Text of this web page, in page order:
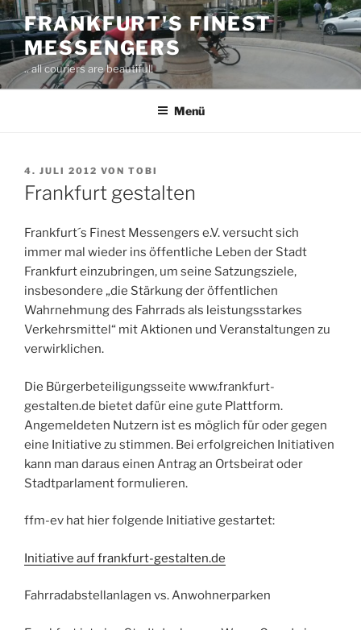
Zum
Inhalt
springen
FRANKFURT'S FINEST
MESSENGERS
.. all couriers are beautiful!
Menü
VERÖFFENTLICHT
AM
4. JULI 2012 VON TOBI
Frankfurt gestalten
Frankfurt´s Finest Messengers e.V. versucht sich
immer mal wieder ins öffentliche Leben der Stadt
Frankfurt einzubringen, um seine Satzungsziele,
insbesondere „die Stärkung der öffentlichen
Wahrnehmung des Fahrrads als leistungsstarkes
Verkehrsmittel“ mit Aktionen und Veranstaltungen zu
verwirklichen.
Die Bürgerbeteiligungsseite www.frankfurt-
gestalten.de bietet dafür eine gute Plattform.
Angemeldeten Nutzern ist es möglich für oder gegen
eine Initiative zu stimmen. Bei erfolgreichen Initiativen
kann man daraus einen Antrag an Ortsbeirat oder
Stadtparlament formulieren.
ffm-ev hat hier folgende Initiative gestartet:
Initiative auf frankfurt-gestalten.de
Fahrradabstellanlagen vs. Anwohnerparken